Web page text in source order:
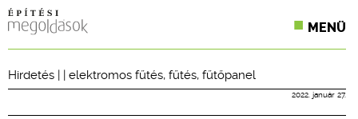
MENÜ
Hirdetés | | elektromos fűtés, fűtés, fűtőpanel
2022. január 27.